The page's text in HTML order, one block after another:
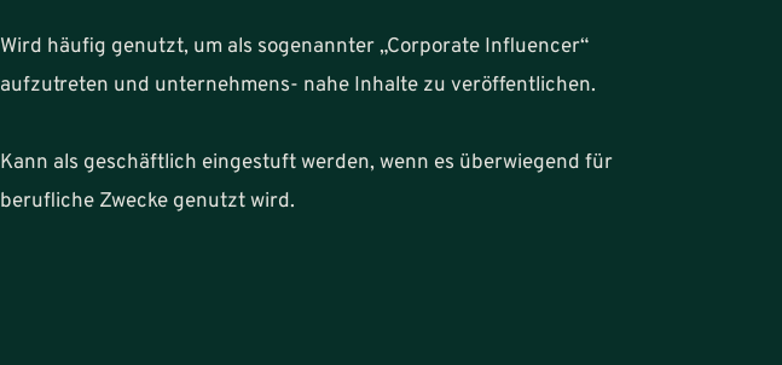
Wird häufig genutzt, um als sogenannter „Corporate Influencer“
aufzutreten und unternehmens- nahe Inhalte zu veröffentlichen.
Kann als geschäftlich eingestuft werden, wenn es überwiegend für
berufliche Zwecke genutzt wird.